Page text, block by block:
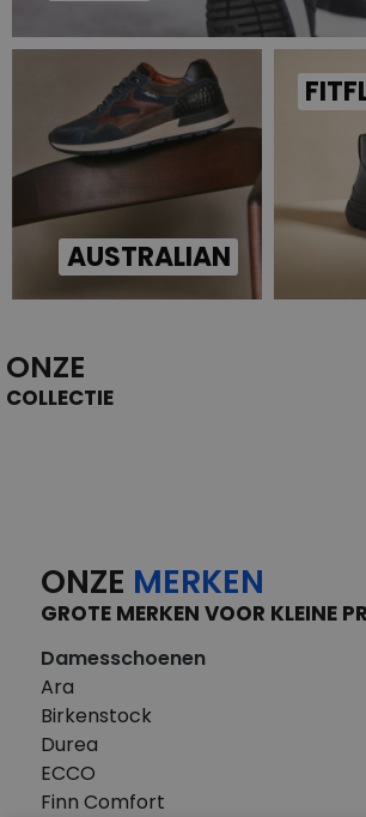
AUSTRALIAN
ONZE
COLLECTIE
ONZE MERKEN
GROTE MERKEN VOOR KLEINE
Damesschoenen
Ara
Birkenstock
Durea
ECCO
Finn Comfort